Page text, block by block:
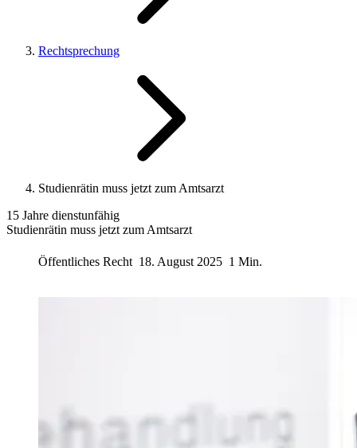
Rechtsprechung
Studienrätin muss jetzt zum Amtsarzt
15 Jahre dienstunfähig
Studienrätin muss jetzt zum Amtsarzt
Öffentliches Recht 18. August 2025 1 Min.